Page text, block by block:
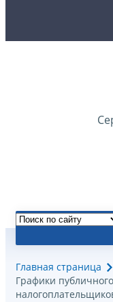
Главная страница
Графики